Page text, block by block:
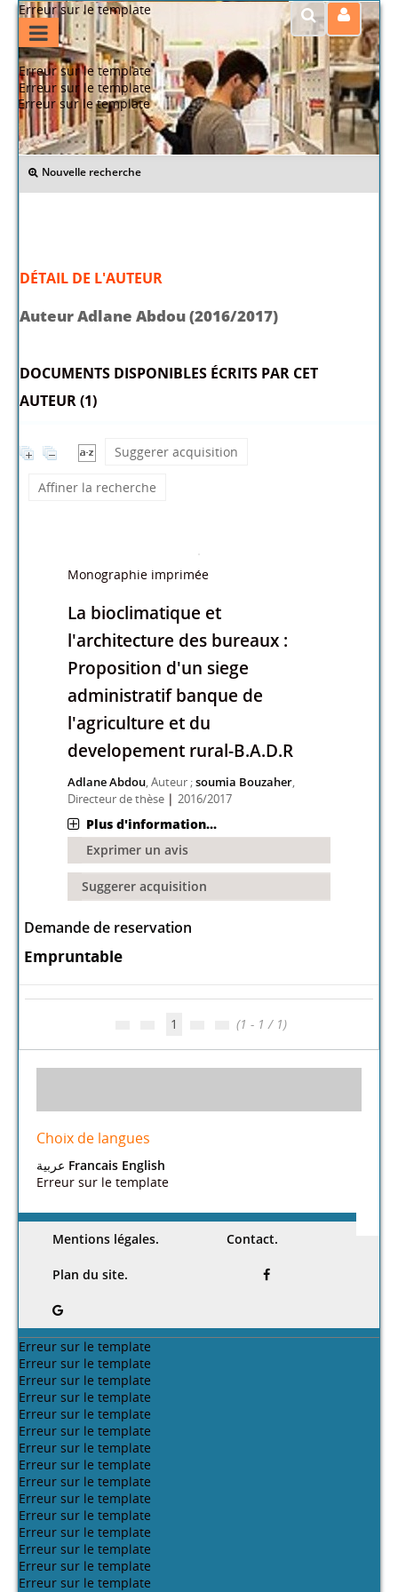
Erreur sur le template
Erreur sur le template
Erreur sur le template
Erreur sur le template
>> Retour
Nouvelle recherche
DÉTAIL DE L'AUTEUR
Auteur Adlane Abdou (2016/2017)
DOCUMENTS DISPONIBLES ÉCRITS PAR CET
AUTEUR (1)
Suggerer acquisition
Affiner la recherche
Monographie imprimée
La bioclimatique et
l'architecture des bureaux :
Proposition d'un siege
administratif banque de
l'agriculture et du
developement rural-B.A.D.R
Adlane Abdou, Auteur ;soumia Bouzaher,
Directeur de thèse |2016/2017
Plus d'information...
Exprimer un avis
Suggerer acquisition
Demande de reservation
Empruntable
1 (1 - 1 / 1)
Choix de langues
عربية Francais English
Erreur sur le template
Mentions légales. Contact.
Plan du site.
Erreur sur le template
Erreur sur le template
Erreur sur le template
Erreur sur le template
Erreur sur le template
Erreur sur le template
Erreur sur le template
Erreur sur le template
Erreur sur le template
Erreur sur le template
Erreur sur le template
Erreur sur le template
Erreur sur le template
Erreur sur le template
Erreur sur le template